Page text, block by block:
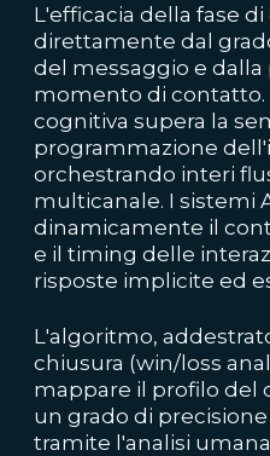
L'efficacia della fase
direttamente dal
del messaggio e
momento di contatto.
cognitiva supera la
programmazione
orchestrando interi
multicanale. I sistemi
dinamicamente il
e il timing delle
risposte implicite ed
L'algoritmo,
chiusura (win/loss
mappare il profilo del
un grado di
tramite l'analisi